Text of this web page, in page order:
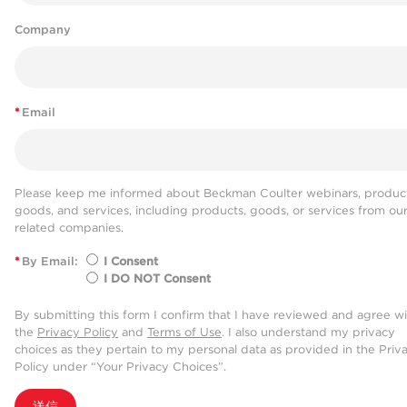
Company
* Email
Please keep me informed about Beckman Coulter webinars,
goods, and services, including products, goods, or services from our
related companies.
* By Email:
I Consent
I DO NOT Consent
By submitting this form I confirm that I have reviewed and agree
the Privacy Policy and Terms of Use. I also understand my privacy
choices as they pertain to my personal data as provided in the
Policy under “Your Privacy Choices”.